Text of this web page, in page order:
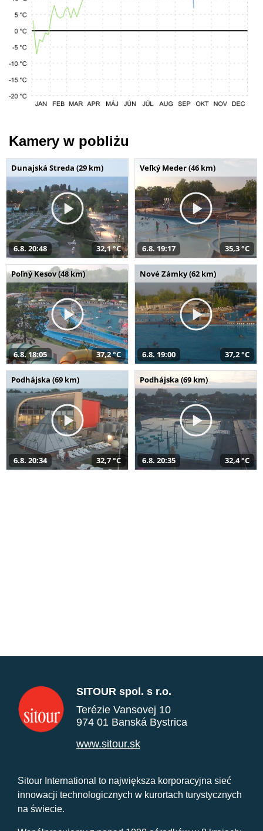
Kamery w pobliżu
Dunajská Streda (29 km)
6.8. 20:48 32,1 °C
Veľký Meder (46 km)
6.8. 19:17 35,3 °C
Poľný Kesov (48 km)
6.8. 18:05 37,2 °C
Nové Zámky (62 km)
6.8. 19:00 37,2 °C
Podhájska (69 km)
6.8. 20:34 32,7 °C
Podhájska (69 km)
6.8. 20:35 32,4 °C
SITOUR spol. s r.o.
Terézie Vansovej 10
974 01 Banská Bystrica
www.sitour.sk
Sitour International to największa korporacyjna sieć
innowacji technologicznych w kurortach turystycznych
na świecie.